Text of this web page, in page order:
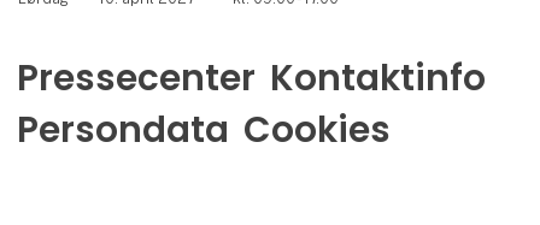
Pressecenter Kontaktinfo
Persondata Cookies